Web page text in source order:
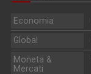
Economia
Global
Moneta &
Mercati